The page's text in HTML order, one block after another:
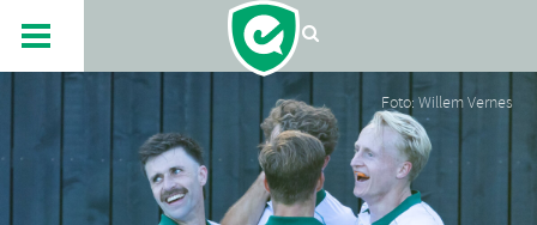
Foto: Willem Vernes